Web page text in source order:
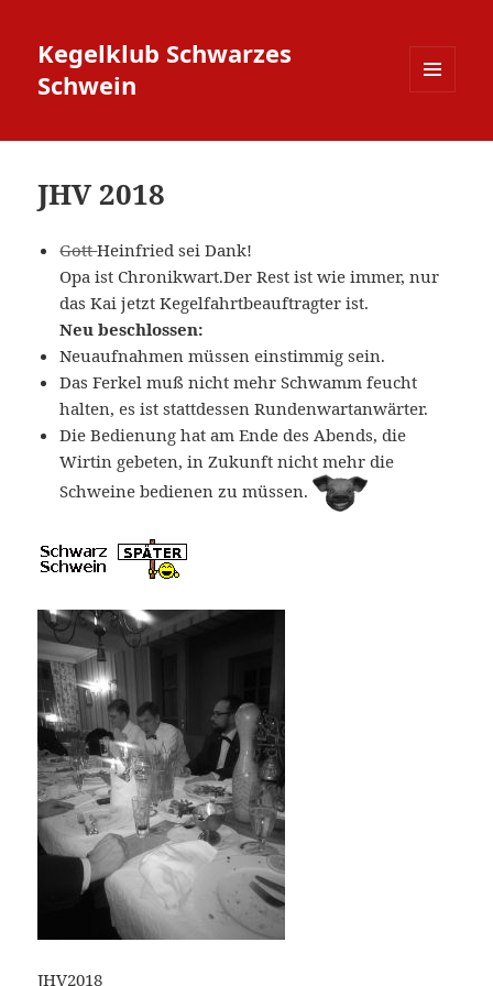
Kegelklub Schwarzes
Schwein
WIDGETS
JHV 2018
GottHeinfried sei Dank!
Opa ist Chronikwart.Der Rest ist wie immer, nur
das Kai jetzt Kegelfahrtbeauftragter ist.
Neu beschlossen:
Neuaufnahmen müssen einstimmig sein.
Das Ferkel muß nicht mehr Schwamm feucht
halten, es ist stattdessen Rundenwartanwärter.
Die Bedienung hat am Ende des Abends, die
Wirtin gebeten, in Zukunft nicht mehr die
Schweine bedienen zu müssen.
JHV2018